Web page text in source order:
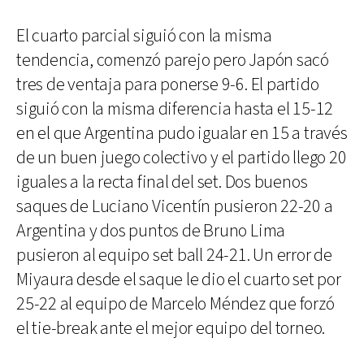
El cuarto parcial siguió con la misma
tendencia, comenzó parejo pero Japón sacó
tres de ventaja para ponerse 9-6. El partido
siguió con la misma diferencia hasta el 15-12
en el que Argentina pudo igualar en 15 a través
de un buen juego colectivo y el partido llego 20
iguales a la recta final del set. Dos buenos
saques de Luciano Vicentín pusieron 22-20 a
Argentina y dos puntos de Bruno Lima
pusieron al equipo set ball 24-21. Un error de
Miyaura desde el saque le dio el cuarto set por
25-22 al equipo de Marcelo Méndez que forzó
el tie-break ante el mejor equipo del torneo.